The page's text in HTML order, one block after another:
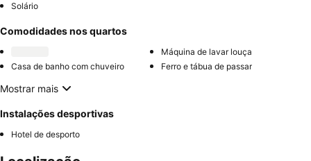
Solário
Comodidades nos quartos
Máquina de lavar louça
Casa de banho com chuveiro
Ferro e tábua de passar
Mostrar mais
Instalações desportivas
Hotel de desporto